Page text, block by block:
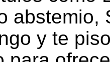
abstemio,
y te